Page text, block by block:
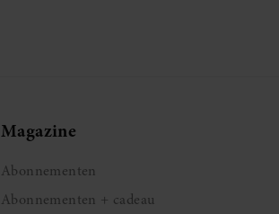
Magazine
Abonnementen
Abonnementen + cadeau